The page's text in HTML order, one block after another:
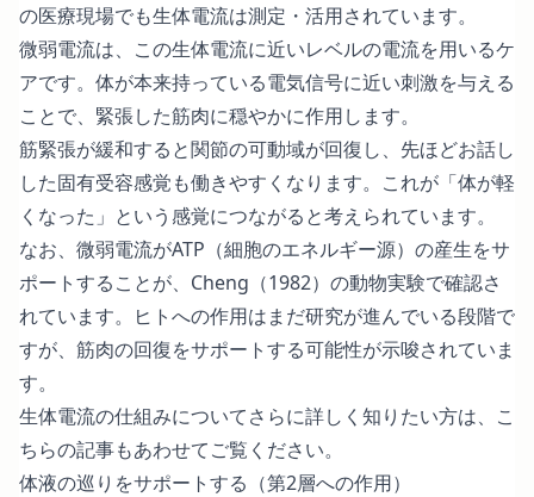
の医療現場でも生体電流は測定・活用されています。
微弱電流は、この生体電流に近いレベルの電流を用いるケ
アです。体が本来持っている電気信号に近い刺激を与える
ことで、緊張した筋肉に穏やかに作用します。
筋緊張が緩和すると関節の可動域が回復し、先ほどお話し
した固有受容感覚も働きやすくなります。これが「体が軽
くなった」という感覚につながると考えられています。
なお、微弱電流がATP（細胞のエネルギー源）の産生をサ
ポートすることが、Cheng（1982）の動物実験で確認さ
れています。ヒトへの作用はまだ研究が進んでいる段階で
すが、筋肉の回復をサポートする可能性が示唆されていま
す。
生体電流の仕組みについてさらに詳しく知りたい方は、 こ
ちらの記事もあわせてご覧ください。
体液の巡りをサポートする（第2層への作用）